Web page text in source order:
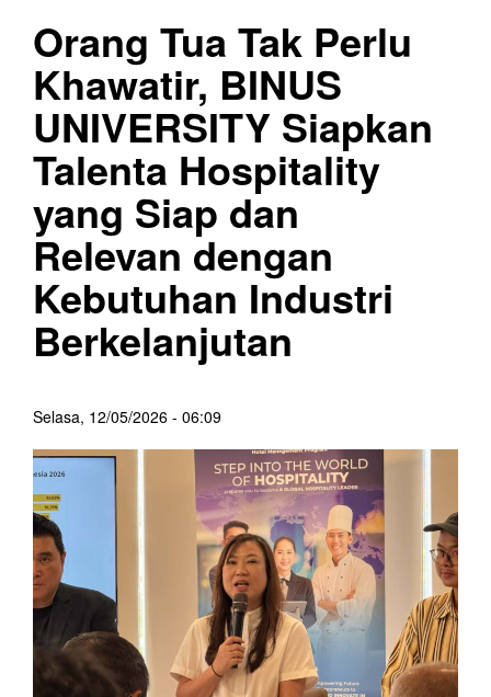
Orang Tua Tak Perlu
Khawatir, BINUS
UNIVERSITY Siapkan
Talenta Hospitality
yang Siap dan
Relevan dengan
Kebutuhan Industri
Berkelanjutan
Selasa, 12/05/2026 - 06:09